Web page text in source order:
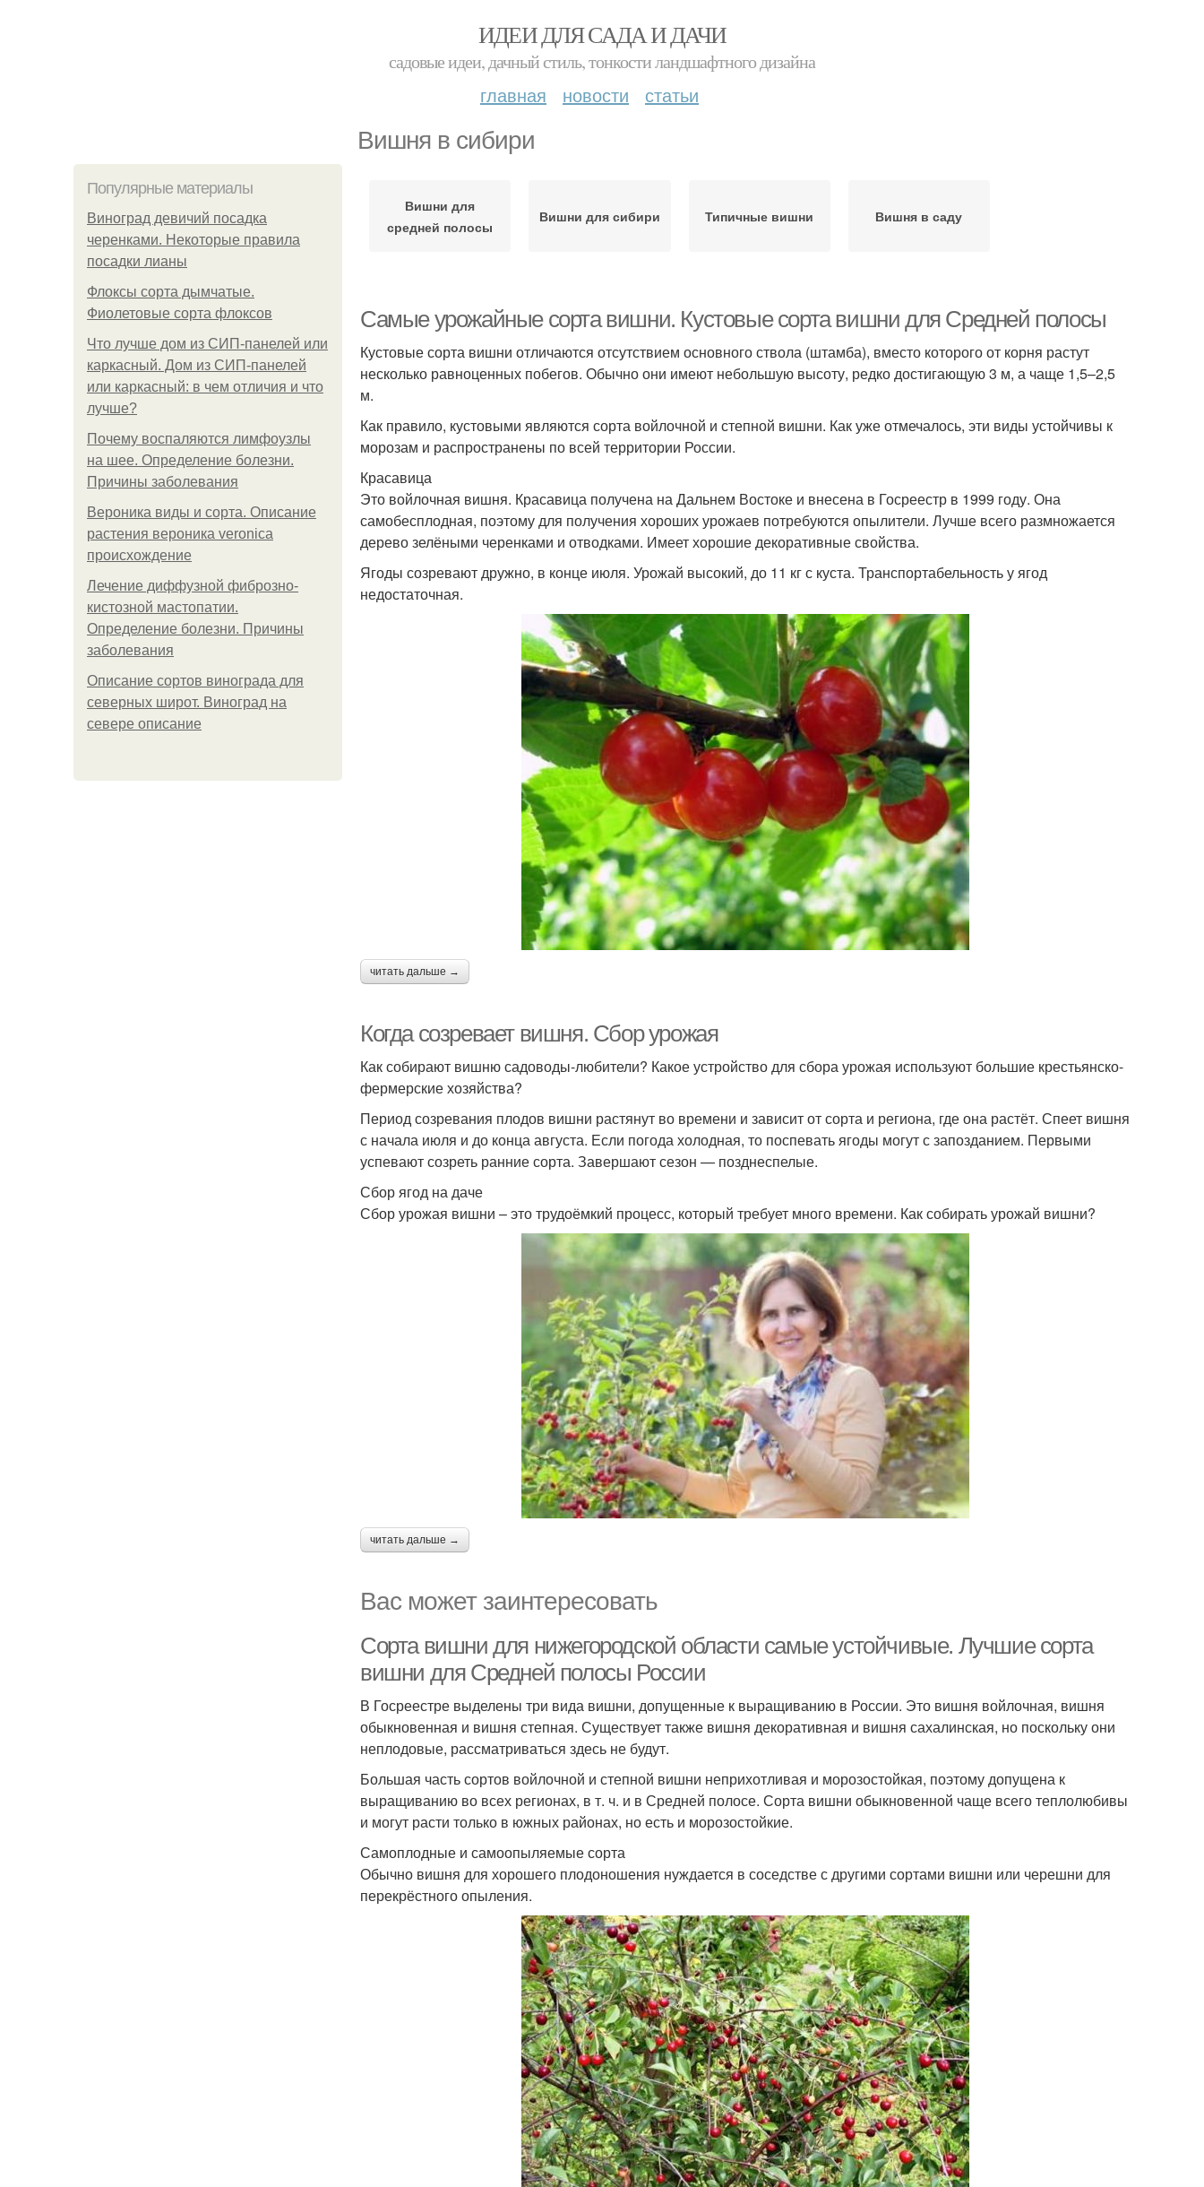
ИДЕИ ДЛЯ САДА И ДАЧИ
садовые идеи, дачный стиль, тонкости ландшафтного дизайна
главная новости статьи
Вишня в сибири
Популярные материалы
Виноград девичий посадка
черенками. Некоторые правила
посадки лианы
Флоксы сорта дымчатые.
Фиолетовые сорта флоксов
Что лучше дом из СИП-панелей или
каркасный. Дом из СИП-панелей
или каркасный: в чем отличия и что
лучше?
Почему воспаляются лимфоузлы
на шее. Определение болезни.
Причины заболевания
Вероника виды и сорта. Описание
растения вероника veronica
происхождение
Лечение диффузной фиброзно-
кистозной мастопатии.
Определение болезни. Причины
заболевания
Описание сортов винограда для
северных широт. Виноград на
севере описание
Вишни для
средней полосы
Вишни для сибири Типичные вишни Вишня в саду
Самые урожайные сорта вишни. Кустовые сорта вишни для Средней полосы
Кустовые сорта вишни отличаются отсутствием основного ствола (штамба), вместо которого от корня растут
несколько равноценных побегов. Обычно они имеют небольшую высоту, редко достигающую 3 м, а чаще 1,5–2,5
м.
Как правило, кустовыми являются сорта войлочной и степной вишни. Как уже отмечалось, эти виды устойчивы к
морозам и распространены по всей территории России.
Красавица
Это войлочная вишня. Красавица получена на Дальнем Востоке и внесена в Госреестр в 1999 году. Она
самобесплодная, поэтому для получения хороших урожаев потребуются опылители. Лучше всего размножается
дерево зелёными черенками и отводками. Имеет хорошие декоративные свойства.
Ягоды созревают дружно, в конце июля. Урожай высокий, до 11 кг с куста. Транспортабельность у ягод
недостаточная.
читать дальше →
Когда созревает вишня. Сбор урожая
Как собирают вишню садоводы-любители? Какое устройство для сбора урожая используют большие крестьянско-
фермерские хозяйства?
Период созревания плодов вишни растянут во времени и зависит от сорта и региона, где она растёт. Спеет вишня
с начала июля и до конца августа. Если погода холодная, то поспевать ягоды могут с запозданием. Первыми
успевают созреть ранние сорта. Завершают сезон — позднеспелые.
Сбор ягод на даче
Сбор урожая вишни – это трудоёмкий процесс, который требует много времени. Как собирать урожай вишни?
читать дальше →
Вас может заинтересовать
Сорта вишни для нижегородской области самые устойчивые. Лучшие сорта
вишни для Средней полосы России
В Госреестре выделены три вида вишни, допущенные к выращиванию в России. Это вишня войлочная, вишня
обыкновенная и вишня степная. Существует также вишня декоративная и вишня сахалинская, но поскольку они
неплодовые, рассматриваться здесь не будут.
Большая часть сортов войлочной и степной вишни неприхотливая и морозостойкая, поэтому допущена к
выращиванию во всех регионах, в т. ч. и в Средней полосе. Сорта вишни обыкновенной чаще всего теплолюбивы
и могут расти только в южных районах, но есть и морозостойкие.
Самоплодные и самоопыляемые сорта
Обычно вишня для хорошего плодоношения нуждается в соседстве с другими сортами вишни или черешни для
перекрёстного опыления.